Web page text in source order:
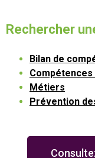
Rechercher
Bilan de
Métiers
Prévention